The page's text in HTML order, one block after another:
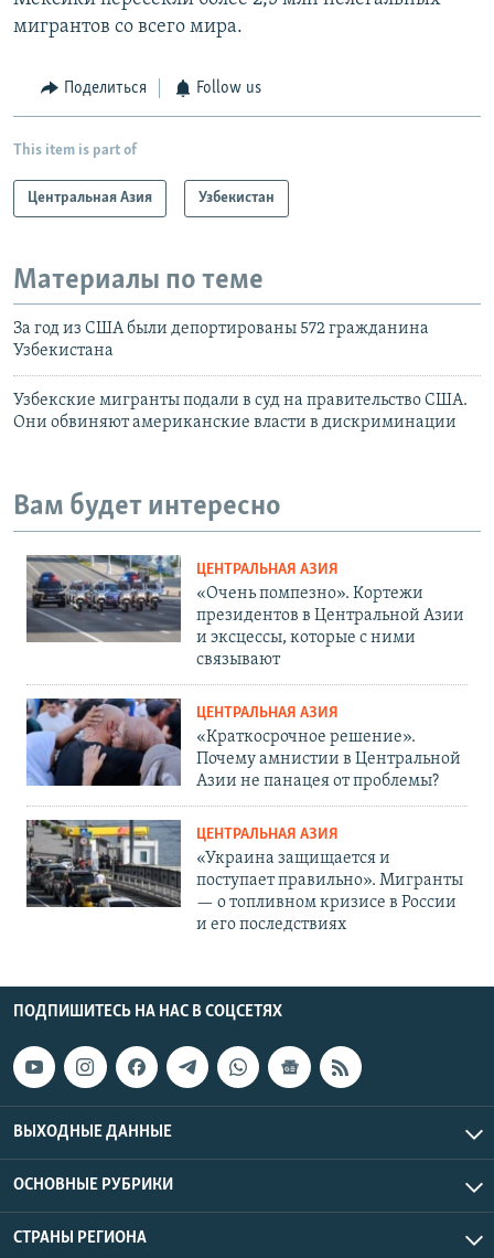
мигрантов со всего мира.
Поделиться Follow us
This item is part of
Центральная Азия Узбекистан
Материалы по теме
За год из США были депортированы 572 гражданина
Узбекистана
Узбекские мигранты подали в суд на правительство США.
Они обвиняют американские власти в дискриминации
Вам будет интересно
ЦЕНТРАЛЬНАЯ АЗИЯ
«Очень помпезно». Кортежи
президентов в Центральной Азии
и эксцессы, которые с ними
связывают
ЦЕНТРАЛЬНАЯ АЗИЯ
«Краткосрочное решение».
Почему амнистии в Центральной
Азии не панацея от проблемы?
ЦЕНТРАЛЬНАЯ АЗИЯ
«Украина защищается и
поступает правильно». Мигранты
— о топливном кризисе в России
и его последствиях
ПОДПИШИТЕСЬ НА НАС В СОЦСЕТЯХ
ВЫХОДНЫЕ ДАННЫЕ
ОСНОВНЫЕ РУБРИКИ
СТРАНЫ РЕГИОНА